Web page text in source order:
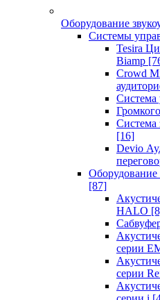
Оборудование
Системы
Tesira
Biamp
Crowd
Система
Система
[16]
Devio
Оборудование
[87]
HALO
серии
серии